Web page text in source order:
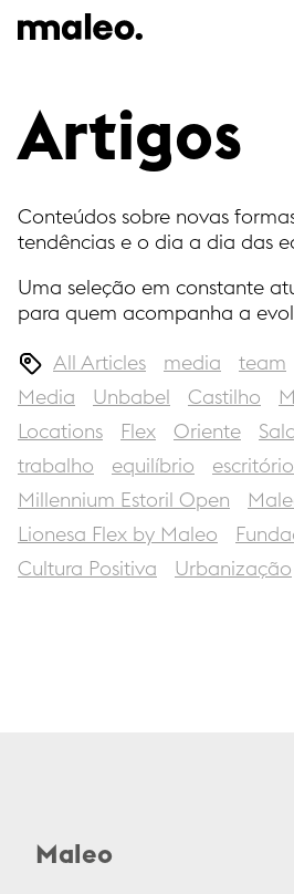
Artigos
Conteúdos sobre novas
tendências e o dia a dia das
Uma seleção em constante
para quem acompanha a
All Articles media team
Media
Unbabel Castilho
Locations
Flex Oriente
trabalho
equilíbrio
Millennium Estoril Open
Lionesa Flex by Maleo
Cultura Positiva
Urbanização
Maleo